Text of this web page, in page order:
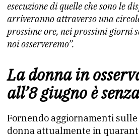
esecuzione di quelle che sono le
arriveranno attraverso una
prossime ore, nei prossimi giorni
noi osserveremo”.
La donna in
all’8 giugno è
Fornendo aggiornamenti
donna attualmente in